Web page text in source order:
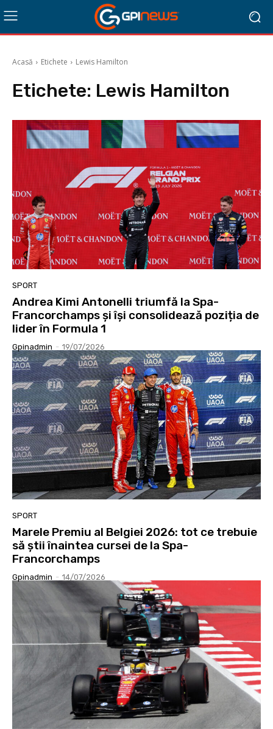
Acasă Etichete Lewis Hamilton
Etichete: Lewis Hamilton
SPORT
Andrea Kimi Antonelli triumfă la Spa-
Francorchamps și își consolidează poziția de
lider în Formula 1
Gpinadmin - 19/07/2026
SPORT
Marele Premiu al Belgiei 2026: tot ce trebuie
să știi înaintea cursei de la Spa-
Francorchamps
Gpinadmin - 14/07/2026